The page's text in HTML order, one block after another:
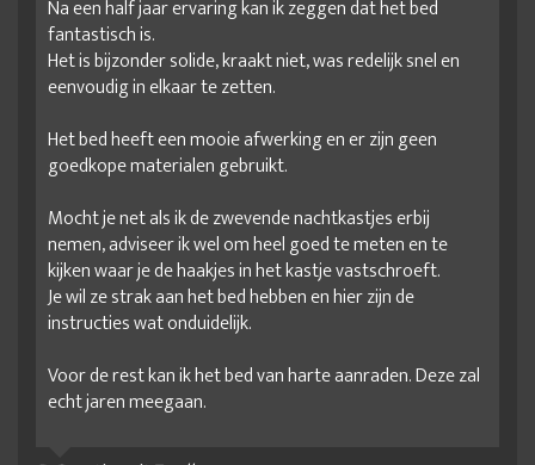
Na een half jaar ervaring kan ik zeggen dat het bed
fantastisch is.
Het is bijzonder solide, kraakt niet, was redelijk snel en
eenvoudig in elkaar te zetten.
Het bed heeft een mooie afwerking en er zijn geen
goedkope materialen gebruikt.
Mocht je net als ik de zwevende nachtkastjes erbij
nemen, adviseer ik wel om heel goed te meten en te
kijken waar je de haakjes in het kastje vastschroeft.
Je wil ze strak aan het bed hebben en hier zijn de
instructies wat onduidelijk.
Voor de rest kan ik het bed van harte aanraden. Deze zal
echt jaren meegaan.